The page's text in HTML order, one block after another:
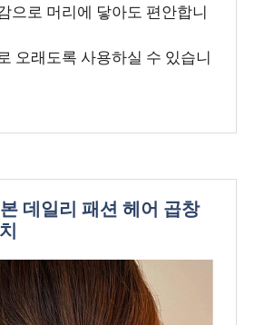
으로 머리에 닿아도 편안합니
오래도록 사용하실 수 있습니
데일리 패션 헤어 곱창